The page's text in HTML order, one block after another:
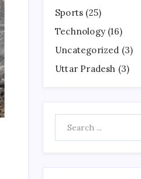
Sports (25)
Technology (16)
Uncategorized (3)
Uttar Pradesh (3)